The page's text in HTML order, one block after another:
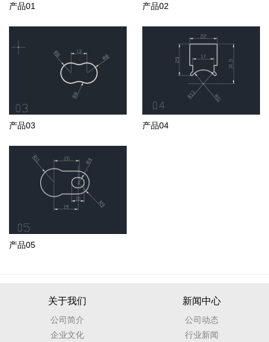
产品01 产品02
产品03 产品04
产品05
关于我们
公司简介
企业文化
新闻中心
公司动态
行业新闻